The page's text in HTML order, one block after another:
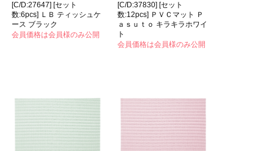
[C/D:27647] [セット
数:6pcs] ＬＢ ティッシュケ
ース ブラック
会員価格は会員様のみ公開
[C/D:37830] [セット
数:12pcs] ＰＶＣマット Ｐ
ａｓｕｔｏ キラキラホワイ
ト
会員価格は会員様のみ公開